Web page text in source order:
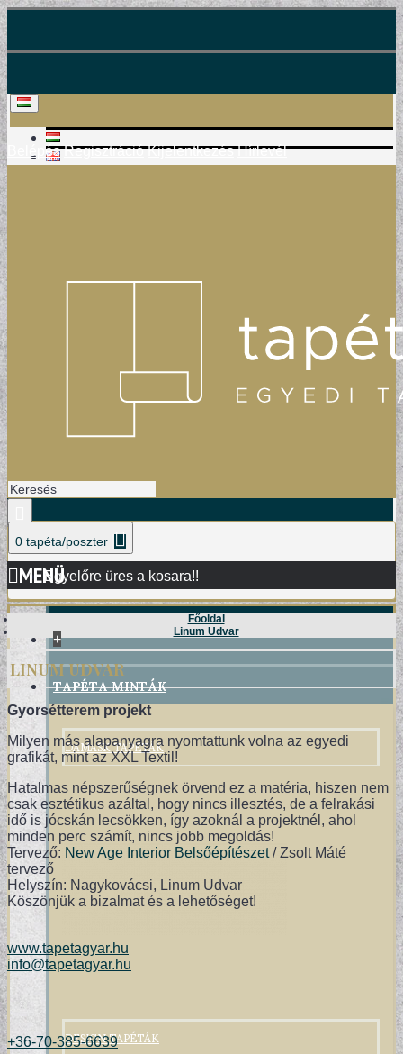
Belépés Regisztráció Kijelentkezés Hírlevél
0 tapéta/poszter
Egyelőre üres a kosara!!
MENÜ
+
TAPÉTA MINTÁK
DAMASK TAPÉTÁK
DESIGN TAPÉTÁK
Főoldal
Linum Udvar
LINUM UDVAR
Gyorsétterem projekt
Milyen más alapanyagra nyomtattunk volna az egyedi
grafikát, mint az XXL Textil!
Hatalmas népszerűségnek örvend ez a matéria, hiszen nem
csak esztétikus azáltal, hogy nincs illesztés, de a felrakási
idő is jócskán lecsökken, így azoknál a projektnél, ahol
minden perc számít, nincs jobb megoldás!
Tervező: New Age Interior Belsőépítészet/ Zsolt Máté
tervező
Helyszín: Nagykovácsi, Linum Udvar
Köszönjük a bizalmat és a lehetőséget!
www.tapetagyar.hu
info@tapetagyar.hu
+36-70-385-6639